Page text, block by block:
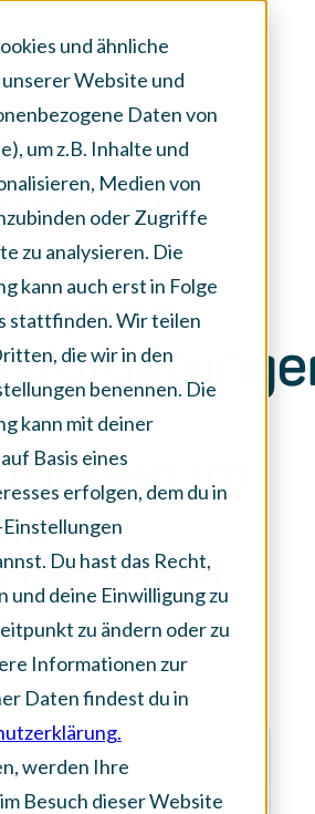
und ähnliche
Website und
Daten von
um z.B. Inhalte und
Medien von
oder Zugriffe
zu analysieren. Die
kann auch erst in Folge
stattfinden. Wir teilen
die wir in den
benennen. Die
kann mit deiner
Basis eines
erfolgen, dem du in
Du hast das Recht,
und deine Einwilligung zu
zu ändern oder zu
Informationen zur
Daten findest du in
werden Ihre
Besuch dieser Website
im
6. Dezember 2023